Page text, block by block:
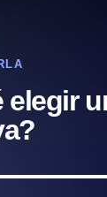
elegir